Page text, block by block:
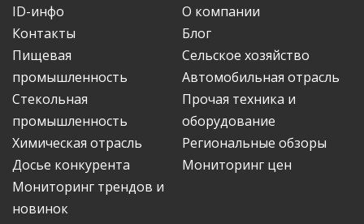
ID-инфо
О компании
Контакты
Блог
Пищевая
промышленность
Сельское хозяйство
Автомобильная отрасль
Стекольная
промышленность
Прочая техника и
оборудование
Химическая отрасль
Региональные обзоры
Досье конкурента
Мониторинг цен
Мониторинг трендов и
новинок